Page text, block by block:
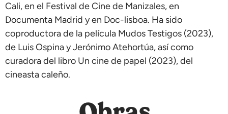
Cali, en el Festival de Cine de Manizales, en
Documenta Madrid y en Doc-lisboa. Ha sido
coproductora de la película Mudos Testigos (2023),
de Luis Ospina y Jerónimo Atehortúa, así como
curadora del libro Un cine de papel (2023), del
cineasta caleño.